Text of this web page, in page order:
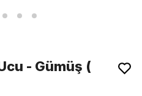
- Gümüş (